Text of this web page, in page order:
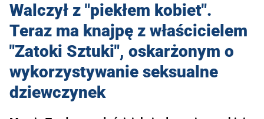
Walczył z "piekłem kobiet".
Teraz ma knajpę z właścicielem
"Zatoki Sztuki", oskarżonym o
wykorzystywanie seksualne
dziewczynek